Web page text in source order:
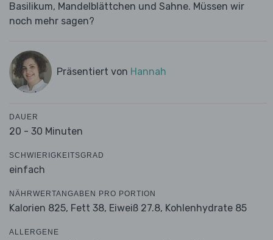
Basilikum, Mandelblättchen und Sahne. Müssen wir
noch mehr sagen?
Präsentiert von Hannah
DAUER
20 - 30 Minuten
SCHWIERIGKEITSGRAD
einfach
NÄHRWERTANGABEN PRO PORTION
Kalorien 825, Fett 38, Eiweiß 27.8, Kohlenhydrate 85
ALLERGENE